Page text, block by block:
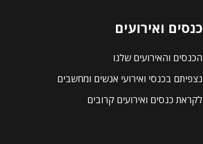
כנסים ואירועים
הכנסים והאירועים שלנו
נצפיתם בכנסי ואירועי אנשים ומחשבים
לקראת כנסים ואירועים קרובים